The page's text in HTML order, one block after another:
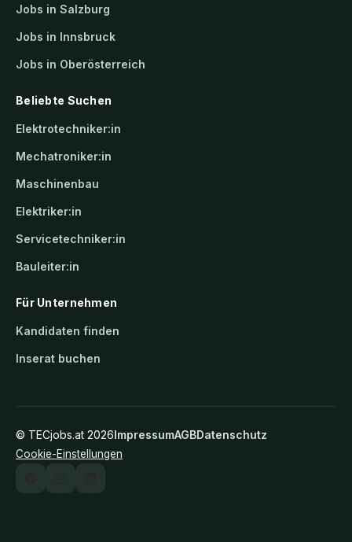
Jobs in Salzburg
Jobs in Innsbruck
Jobs in Oberösterreich
Beliebte Suchen
Elektrotechniker:in
Mechatroniker:in
Maschinenbau
Elektriker:in
Servicetechniker:in
Bauleiter:in
Für Unternehmen
Kandidaten finden
Inserat buchen
© TECjobs.at 2026ImpressumAGBDatenschutz
Cookie-Einstellungen